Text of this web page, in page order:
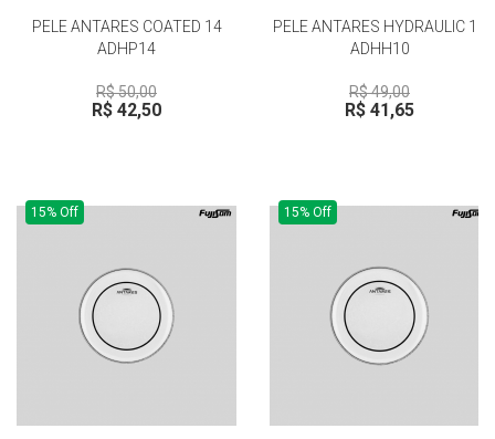
PELE ANTARES COATED 14
ADHP14
R$ 50,00
R$ 42,50
PELE ANTARES HYDRAULIC 10
ADHH10
R$ 49,00
R$ 41,65
15% Off 15% Off